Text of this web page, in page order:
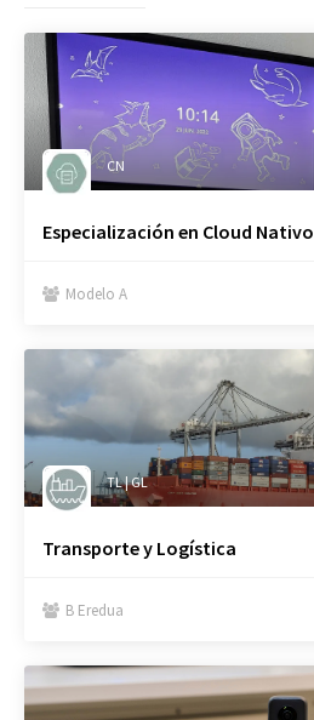
CN
Especialización en Cloud Nativo
 Modelo A
TL | GL
Transporte y Logística
 B Eredua